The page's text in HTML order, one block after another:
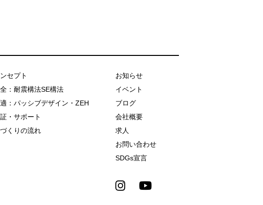
セプト
：耐震構法SE構法
：パッシブデザイン・ZEH
・サポート
くりの流れ
お知らせ
イベント
ブログ
会社概要
求人
お問い合わせ
SDGs宣言